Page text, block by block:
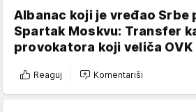
Albanac koji je vređao Srbe
Spartak Moskvu: Transfer
provokatora koji veliča OVK
Reaguj Komentariši